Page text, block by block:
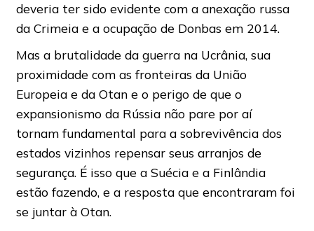
deveria ter sido evidente com a anexação russa
da Crimeia e a ocupação de Donbas em 2014.
Mas a brutalidade da guerra na Ucrânia, sua
proximidade com as fronteiras da União
Europeia e da Otan e o perigo de que o
expansionismo da Rússia não pare por aí
tornam fundamental para a sobrevivência dos
estados vizinhos repensar seus arranjos de
segurança. É isso que a Suécia e a Finlândia
estão fazendo, e a resposta que encontraram foi
se juntar à Otan.